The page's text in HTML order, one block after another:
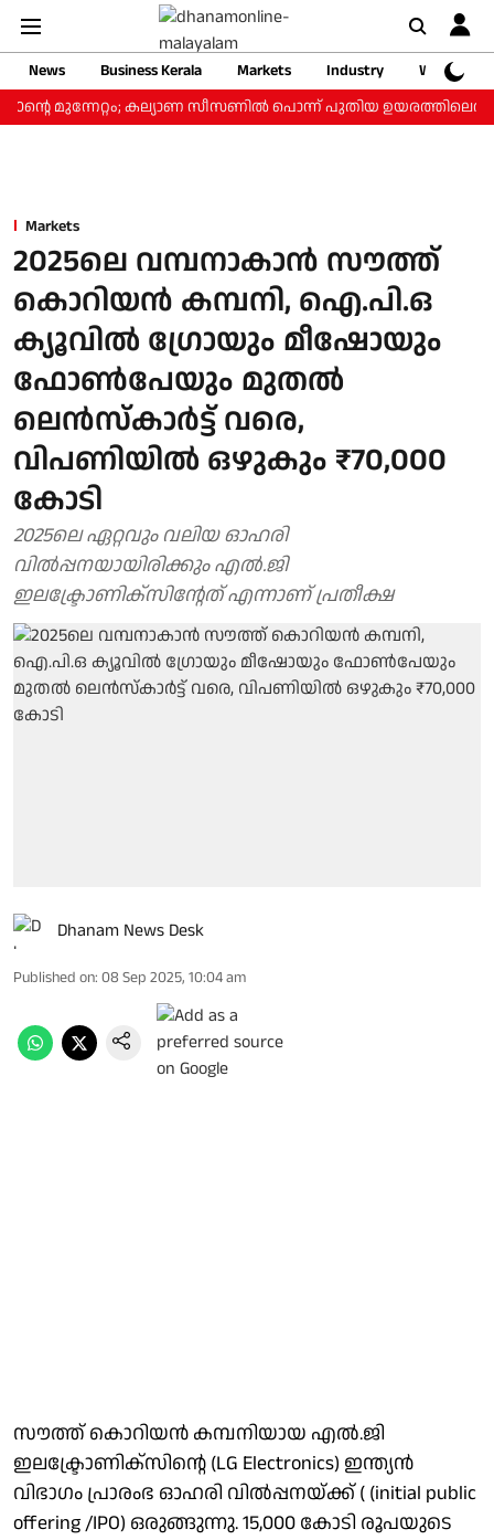
News Business Kerala Markets Industry
Web
മുന്നേറ്റം; കല്യാണ സീസണില്‍ പൊന്ന് പുതിയ
Markets
2025ലെ വമ്പനാകാന്‍ സൗത്ത്
കൊറിയന്‍ കമ്പനി, ഐ.പി.ഒ
ക്യൂവില്‍ ഗ്രോയും മീഷോയും
ഫോണ്‍പേയും മുതല്‍
ലെന്‍സ്‌കാര്‍ട്ട് വരെ,
വിപണിയില്‍ ഒഴുകും ₹70,000
കോടി
2025ലെ ഏറ്റവും വലിയ ഓഹരി
വില്‍പ്പനയായിരിക്കും എല്‍.ജി
ഇലക്ട്രോണിക്‌സിന്റേത് എന്നാണ്‌ പ്രതീക്ഷ
Dhanam News Desk
Published on: 08 Sep 2025, 10:04 am
സൗത്ത് കൊറിയന്‍ കമ്പനിയായ എല്‍.ജി
ഇലക്ട്രോണിക്‌സിന്റെ (LG Electronics) ഇന്ത്യന്‍
വിഭാഗം പ്രാരംഭ ഓഹരി വില്‍പ്പനയ്ക്ക് ( (initial public
offering /IPO) ഒരുങ്ങുന്നു. 15,000 കോടി രൂപയുടെ